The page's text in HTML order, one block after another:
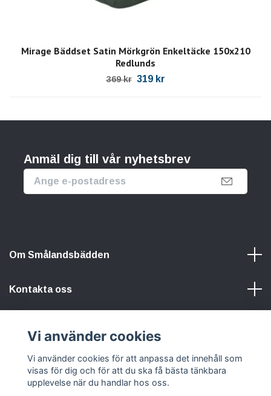
Mirage Bäddset Satin Mörkgrön Enkeltäcke 150x210
Redlunds
369 kr 319 kr
Anmäl dig till vår nyhetsbrev
Om Smålandsbädden
Kontakta oss
Sociala medier
Vi använder cookies
Vi använder cookies för att anpassa det innehåll som
visas för dig och för att du ska få bästa tänkbara
upplevelse när du handlar hos oss.